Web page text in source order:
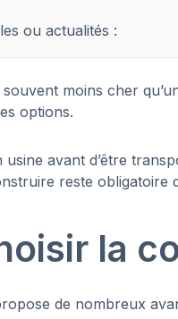
ou actualités :
moins cher
options.
usine avant d’être
reste obligatoire
la
de nombreux